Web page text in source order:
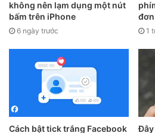
cổng USB-C hoặc MagSafe
không nên lạm dụng một nút
bấm trên iPhone
6 ngày trước 1
Cách bật tick trắng Facebook
Đây